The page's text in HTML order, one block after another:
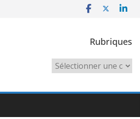
Rubriques
Rubriques